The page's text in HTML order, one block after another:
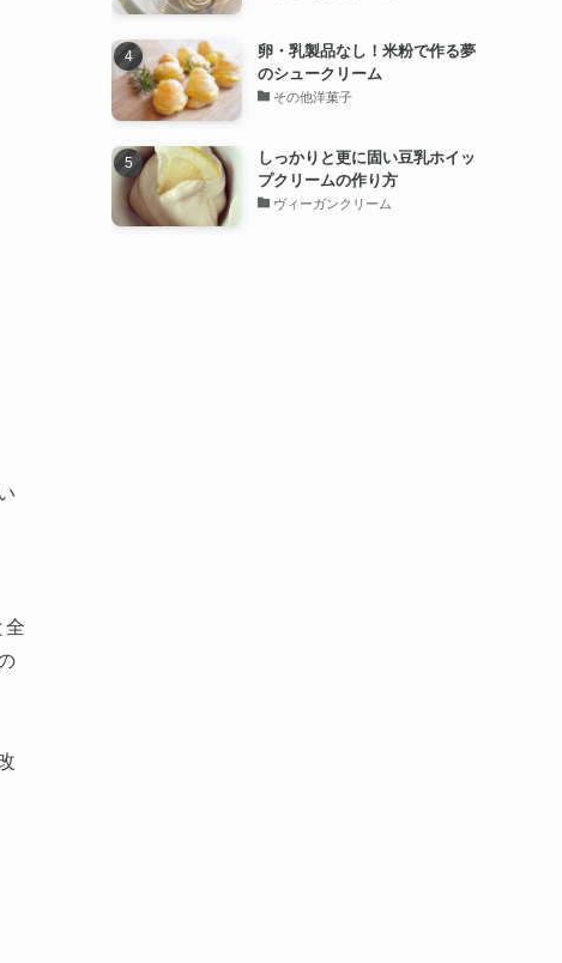
全
卵・乳製品なし！米粉で作る夢
のシュークリーム
その他洋菓子
しっかりと更に固い豆乳ホイッ
プクリームの作り方
ヴィーガンクリーム